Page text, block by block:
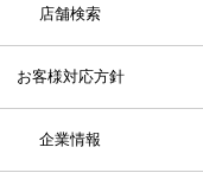
店舗検索
お客様対応方針
企業情報